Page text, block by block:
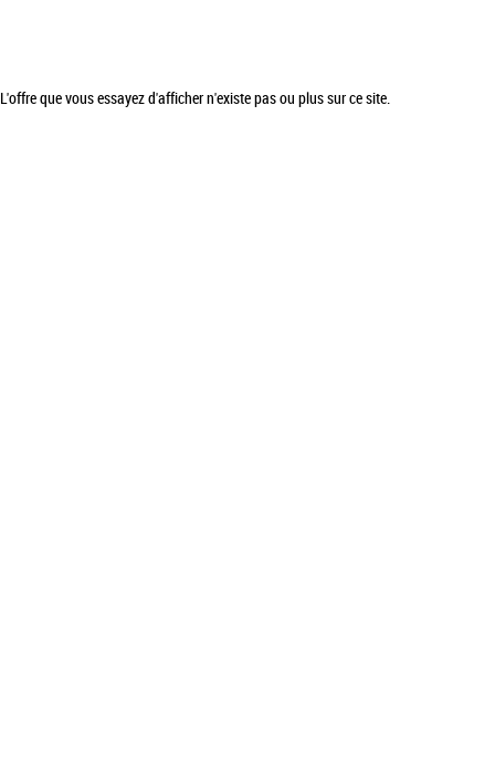
L'offre que vous essayez d'afficher n'existe pas ou plus sur ce site.